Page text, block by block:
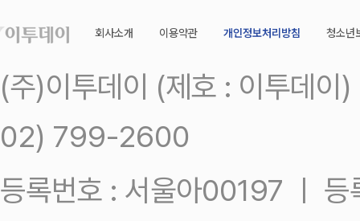
회사소개 이용약관 개인정보처리방침 청소년
(주)이투데이 (제호 : 이투데
02) 799-2600
등록번호 : 서울아00197 ㅣ